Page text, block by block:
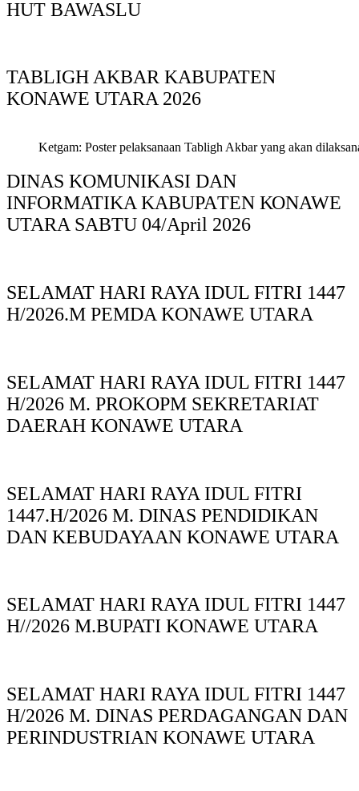
HUT BAWASLU
TABLIGH AKBAR KABUPATEN
KONAWE UTARA 2026
Ketgam: Poster pelaksanaan Tabligh Akbar yang akan
DINAS KOMUNIKASI DAN
INFORMATIKA KABUPAΤΕΝ ΚΟNAWE
UTARA SABTU 04/April 2026
SELAMAT HARI RAYA IDUL FITRI 1447
H/2026.M PEMDA KONAWE UTARA
SELAMAT HARI RAYA IDUL FITRI 1447
H/2026 M. PROKOPM SEKRETARIAT
DAERAH KONAWE UTARA
SELAMAT HARI RAYA IDUL FITRI
1447.H/2026 M. DINAS PENDIDIKAN
DAN KEBUDAYAAN KONAWE UTARA
SELAMAT HARI RAYA IDUL FITRI 1447
H//2026 M.BUPATI KONAWE UTARA
SELAMAT HARI RAYA IDUL FITRI 1447
H/2026 M. DINAS PERDAGANGAN DAN
PERINDUSTRIAN KONAWE UTARA